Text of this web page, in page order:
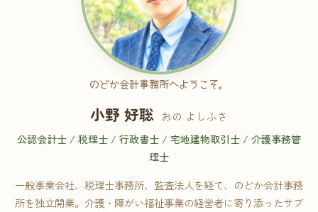
のどか会計事務所へようこそ。
小野 好聡 おの よしふさ
公認会計士 / 税理士 / 行政書士 / 宅地建物取引士 / 介護事務管
理士
一般事業会社、税理士事務所、監査法人を経て、のどか会計事務
所を独立開業。介護・障がい福祉事業の経営者に寄り添ったサブ